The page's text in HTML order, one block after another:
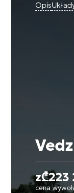
Opis
z₾223
cena